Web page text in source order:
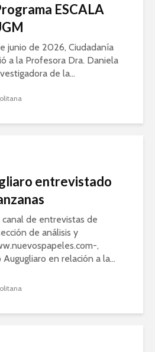
ESCALA
junio de 2026, Ciudadanía
a la Profesora Dra. Daniela
de la...
entrevistado
de entrevistas de
de análisis y
,
en relación a la...